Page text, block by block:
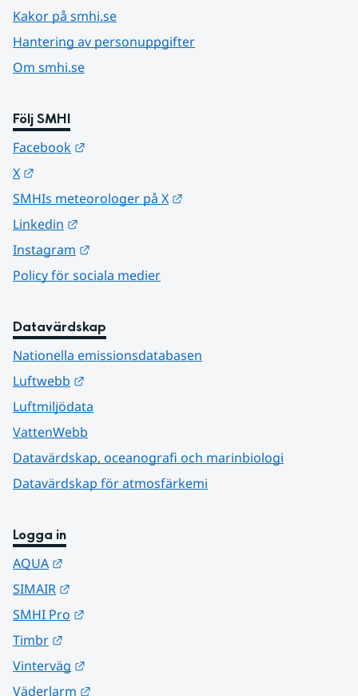
Kakor på smhi.se
Hantering av personuppgifter
Om smhi.se
Följ SMHI
Facebook
X
SMHIs meteorologer på X
Linkedin
Instagram
Policy för sociala medier
Datavärdskap
Nationella emissionsdatabasen
Luftwebb
Luftmiljödata
VattenWebb
Datavärdskap, oceanografi och marinbiologi
Datavärdskap för atmosfärkemi
Logga in
AQUA
SIMAIR
SMHI Pro
Timbr
Vinterväg
Väderlarm